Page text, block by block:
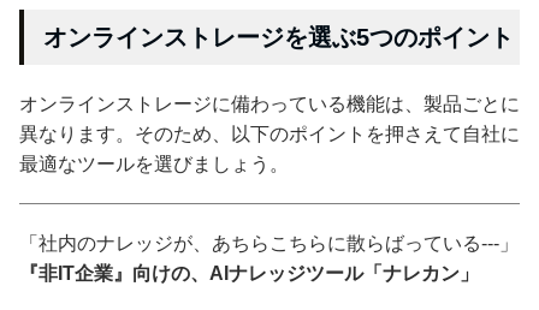
オンラインストレージを選ぶ5つのポイント
オンラインストレージに備わっている機能は、製品ごとに
異なります。そのため、以下のポイントを押さえて自社に
最適なツールを選びましょう。
「社内のナレッジが、あちらこちらに散らばっている---」
『非IT企業』向けの、AIナレッジツール「ナレカン」